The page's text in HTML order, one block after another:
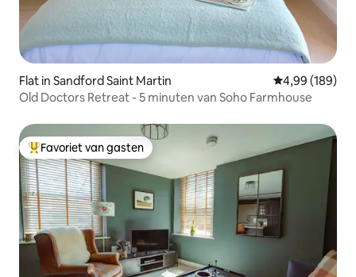
Flat in Sandford Saint Martin Gemiddelde
4,99 (189)
Old Doctors Retreat - 5 minuten van Soho Farmhouse
Topfavoriet van gasten
Favoriet van gasten